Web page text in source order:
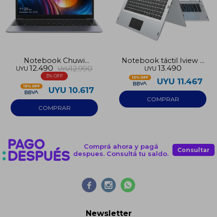
Notebook Chuwi
Herobook Pro N4020
256GB
UYU 12.490 UYU12.990
3
UYU 10.617
Notebook táctil Iview 2
en 1 128GB 8GB RAM
UYU 13.490
UYU 11.467
Comprá ahora y pagá
despues. Consultá tu saldo.
Consultar
  
Newsletter